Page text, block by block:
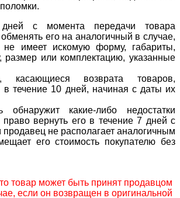
с момента передачи товара
обменять его на аналогичный в случае,
не имеет искомую форму, габариты,
размер или комплектацию, указанные
касающиеся возврата товаров,
в течение 10 дней, начиная с даты их
обнаружит какие-либо недостатки
вернуть его в течение 7 дней с
продавец не располагает аналогичным
его стоимость покупателю без
товар может быть принят продавцом
если он возвращен в оригинальной